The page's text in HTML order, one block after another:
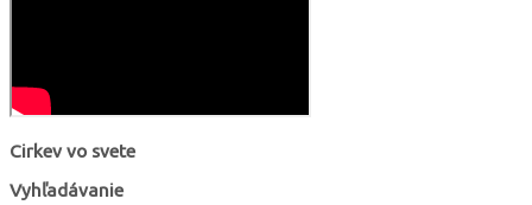
Cirkev vo svete
Vyhľadávanie